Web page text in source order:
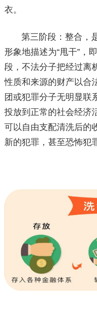
衣。
第三阶段：整合，
形象地描述为“甩干”，
段，不法分子把经过离
性质和来源的财产以合
团或犯罪分子无明显联
投放到正常的社会经济
可以自由支配清洗后的
新的犯罪，甚至恐怖犯